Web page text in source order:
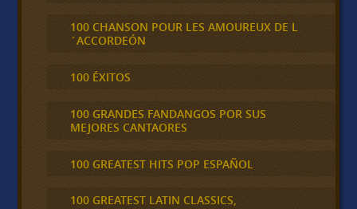
100 CHANSON POUR LES AMOUREUX DE L
´ACCORDEÓN
100 ÉXITOS
100 GRANDES FANDANGOS POR SUS
MEJORES CANTAORES
100 GREATEST HITS POP ESPAÑOL
100 GREATEST LATIN CLASSICS,